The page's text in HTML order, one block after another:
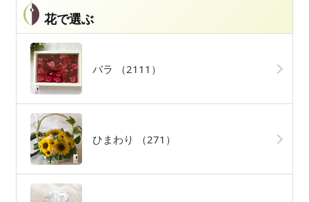
花で選ぶ
バラ （2111）
ひまわり （271）